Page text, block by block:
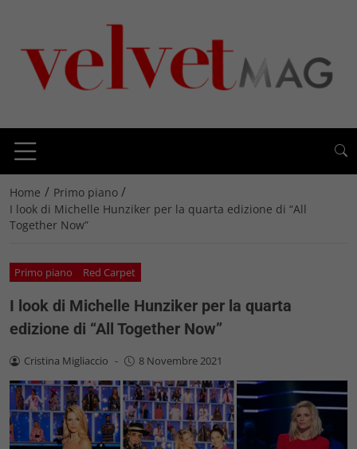
Home / Primo piano /
I look di Michelle Hunziker per la quarta edizione di “All
Together Now”
Primo piano Red Carpet
I look di Michelle Hunziker per la quarta
edizione di “All Together Now”
Cristina Migliaccio - 8 Novembre 2021